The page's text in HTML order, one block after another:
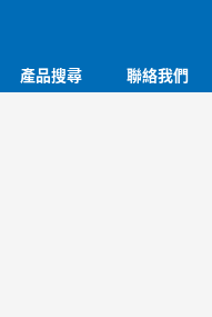
產品搜尋 聯絡我們